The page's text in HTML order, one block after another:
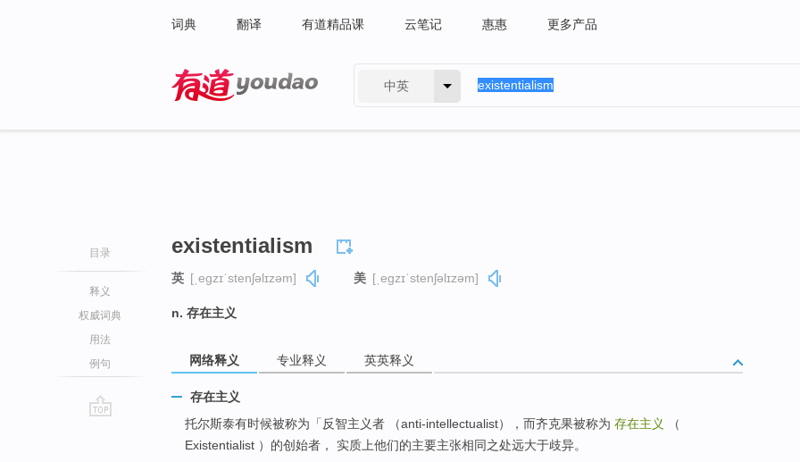
词典 翻译 有道精品课 云笔记 惠惠 更多产品
中英
目录
释义
权威词典
用法
例句
existentialism
英 [ˌeɡzɪˈstenʃəlɪzəm] 美 [ˌeɡzɪˈstenʃəlɪzəm]
n. 存在主义
网络释义 专业释义 英英释义
存在主义
托尔斯泰有时候被称为「反智主义者 （anti-intellectualist），而齐克果被称为 存在主义
（
Existentialist ）的创始者， 实质上他们的主要主张相同之处远大于歧异。